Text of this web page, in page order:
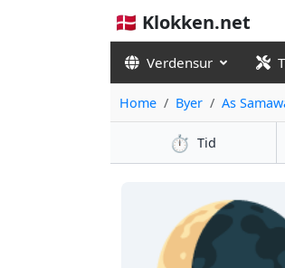
🇩🇰 Klokken.net
Verdensur
Home Byer As
⏱️ Tid